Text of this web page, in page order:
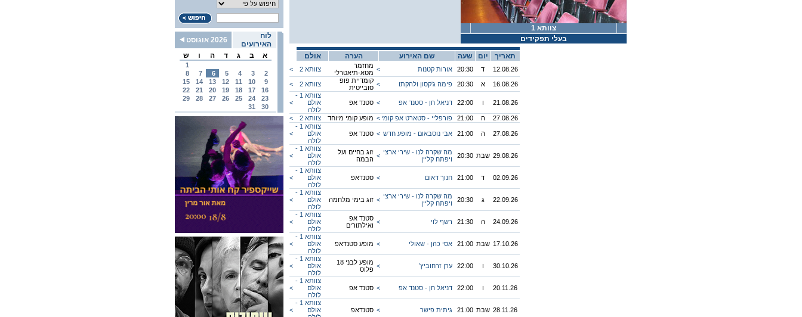
לוח
האירועים
2026 אוגוסט
א
ב ג ד ה ו ש
1
2
3
4
5
6
7
8
9
10
11
12
13
14
15
16
17
18
19
20
21
22
23
24
25
26
27
28
29
30
31
צוותא 1
בעלי תפקידים
אולם הערה שם האירוע שעה יום תאריך
< צוותא 2
מחזמר
מטא-תיאטרלי < אורות קטנות 20:30 ד 12.08.26
< צוותא 2
קומדיית פופ
סובייטית < פימה ג'קסון ולהקתו 20:30 א 16.08.26
<
צוותא 1 -
אולם
לולה
סטנד אפ < דניאל חן - סטנד אפ 22:00 ו 21.08.26
< צוותא 2 מופע קומי מיוחד < פורפליי - סטארט אפ קומי 21:00 ה 27.08.26
<
צוותא 1 -
אולם
לולה
סטנד אפ < אבי נוסבאום - מופע חדש 21:00 ה 27.08.26
<
צוותא 1 -
אולם
לולה
זוג בחיים ועל
הבמה < מה שקרה לנו - שירי ארצי
ויפתח קליין
20:30 שבת 29.08.26
<
צוותא 1 -
אולם
לולה
סטנדאפ < חנוך דאום 21:00 ד 02.09.26
<
צוותא 1 -
אולם
לולה
זוג בימי מלחמה < מה שקרה לנו - שירי ארצי
ויפתח קליין
20:30 ג 22.09.26
<
צוותא 1 -
אולם
לולה
סטנד אפ
ואילתורים < רשף לוי 21:30 ה 24.09.26
<
צוותא 1 -
אולם
לולה
מופע סטנדאפ < אסי כהן - שאולי 21:00 שבת 17.10.26
<
צוותא 1 -
אולם
לולה
מופע לבני 18
פלוס < ערן זרחוביץ’ 22:00 ו 30.10.26
<
צוותא 1 -
אולם
לולה
סטנד אפ < דניאל חן - סטנד אפ 22:00 ו 20.11.26
<
צוותא 1 -
אולם
סטנדאפ < גיתית פישר 21:00 שבת 28.11.26